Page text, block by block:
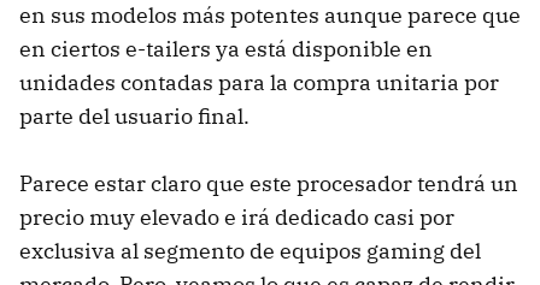
en sus modelos más potentes aunque parece que
en ciertos e-tailers ya está disponible en
unidades contadas para la compra unitaria por
parte del usuario final.
Parece estar claro que este procesador tendrá un
precio muy elevado e irá dedicado casi por
exclusiva al segmento de equipos gaming del